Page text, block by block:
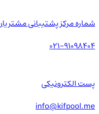
شماره مرکز پشتیبانی مشتریان
021-91098404
پست الکترونیکی
info@kifpool.me